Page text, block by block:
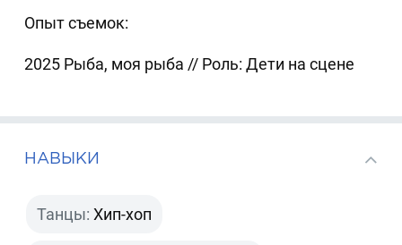
Опыт съемок:
2025 Рыба, моя рыба // Роль: Дети на сцене
НАВЫКИ
Танцы: Хип-хоп